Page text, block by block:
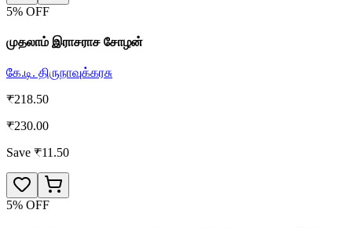
5% OFF
முதலாம் இராசராச சோழன்
கே.டி. திருநாவுக்கரசு
₹218.50
₹230.00
Save ₹11.50
5% OFF